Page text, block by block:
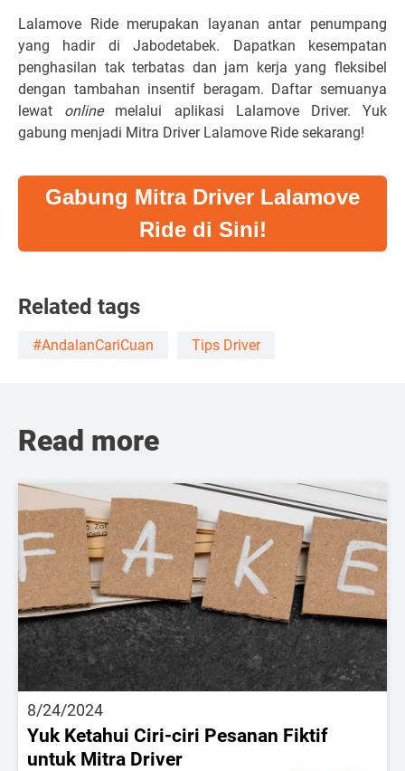
Lalamove Ride merupakan layanan antar penumpang
yang hadir di Jabodetabek. Dapatkan kesempatan
penghasilan tak terbatas dan jam kerja yang fleksibel
dengan tambahan insentif beragam. Daftar semuanya
lewat online melalui aplikasi Lalamove Driver. Yuk
gabung menjadi Mitra Driver Lalamove Ride sekarang!
Gabung Mitra Driver Lalamove
Ride di Sini!
Related tags
#AndalanCariCuan Tips Driver
Read more
8/24/2024
Yuk Ketahui Ciri-ciri Pesanan Fiktif
untuk Mitra Driver